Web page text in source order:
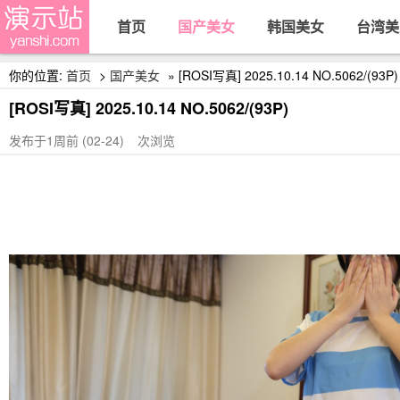
首页 国产美女 韩国美女 台湾
你的位置: 首页 > 国产美女 » [ROSI写真] 2025.10.14 NO.5062/(93P)
[ROSI写真] 2025.10.14 NO.5062/(93P)
发布于1周前 (02-24) 次浏览